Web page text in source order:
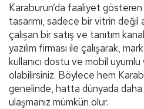
Karaburun’da faaliyet
tasarımı, sadece bir vitrin değil
çalışan bir satış ve tanıtım
yazılım firması ile çalışarak,
kullanıcı dostu ve mobil
olabilirsiniz. Böylece hem
genelinde, hatta dünyada
ulaşmanız mümkün olur.